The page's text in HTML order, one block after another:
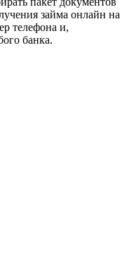
займа онлайн на
телефона и,
банка.